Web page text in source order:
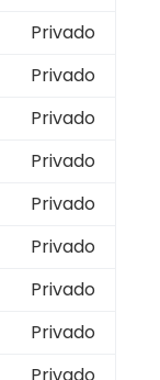
Privado
Privado
Privado
Privado
Privado
Privado
Privado
Privado
Privado